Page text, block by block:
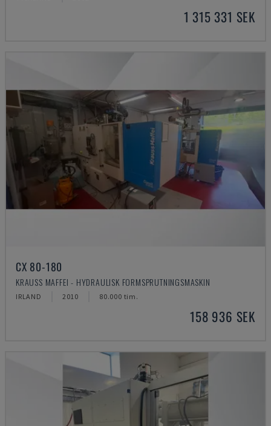
1 315 331 SEK
CX 80-180
KRAUSS MAFFEI - HYDRAULISK FORMSPRUTNINGSMASKIN
IRLAND 2010 80.000 tim.
158 936 SEK